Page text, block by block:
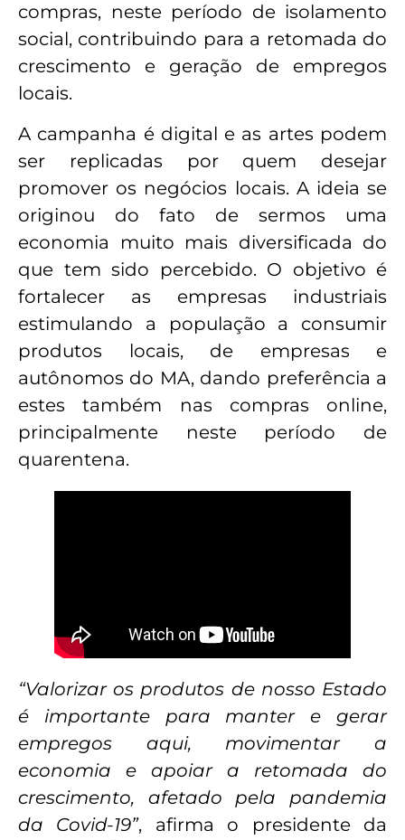
compras, neste período de isolamento
social, contribuindo para a retomada do
crescimento e geração de empregos
locais.
A campanha é digital e as artes podem
ser replicadas por quem desejar
promover os negócios locais. A ideia se
originou do fato de sermos uma
economia muito mais diversificada do
que tem sido percebido. O objetivo é
fortalecer as empresas industriais
estimulando a população a consumir
produtos locais, de empresas e
autônomos do MA, dando preferência a
estes também nas compras online,
principalmente neste período de
quarentena.
“Valorizar os produtos de nosso Estado
é importante para manter e gerar
empregos aqui, movimentar a
economia e apoiar a retomada do
crescimento, afetado pela pandemia
da Covid-19”, afirma o presidente da